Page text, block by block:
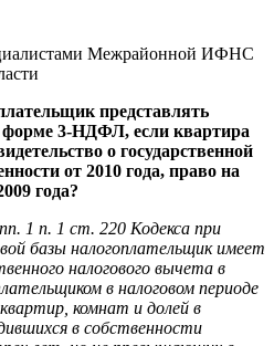
Межрайонной ИФНС
представлять
3-НДФЛ, если квартира
о государственной
от 2010 года, право на
года?
1 п. 1 ст. 220 Кодекса при
базы налогоплательщик имеет
налогового вычета в
в налоговом периоде
комнат и долей в
в собственности